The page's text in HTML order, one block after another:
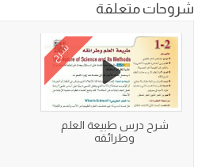
شروحات متعلقة
شرح
شرح درس طبيعة العلم
وطرائقه